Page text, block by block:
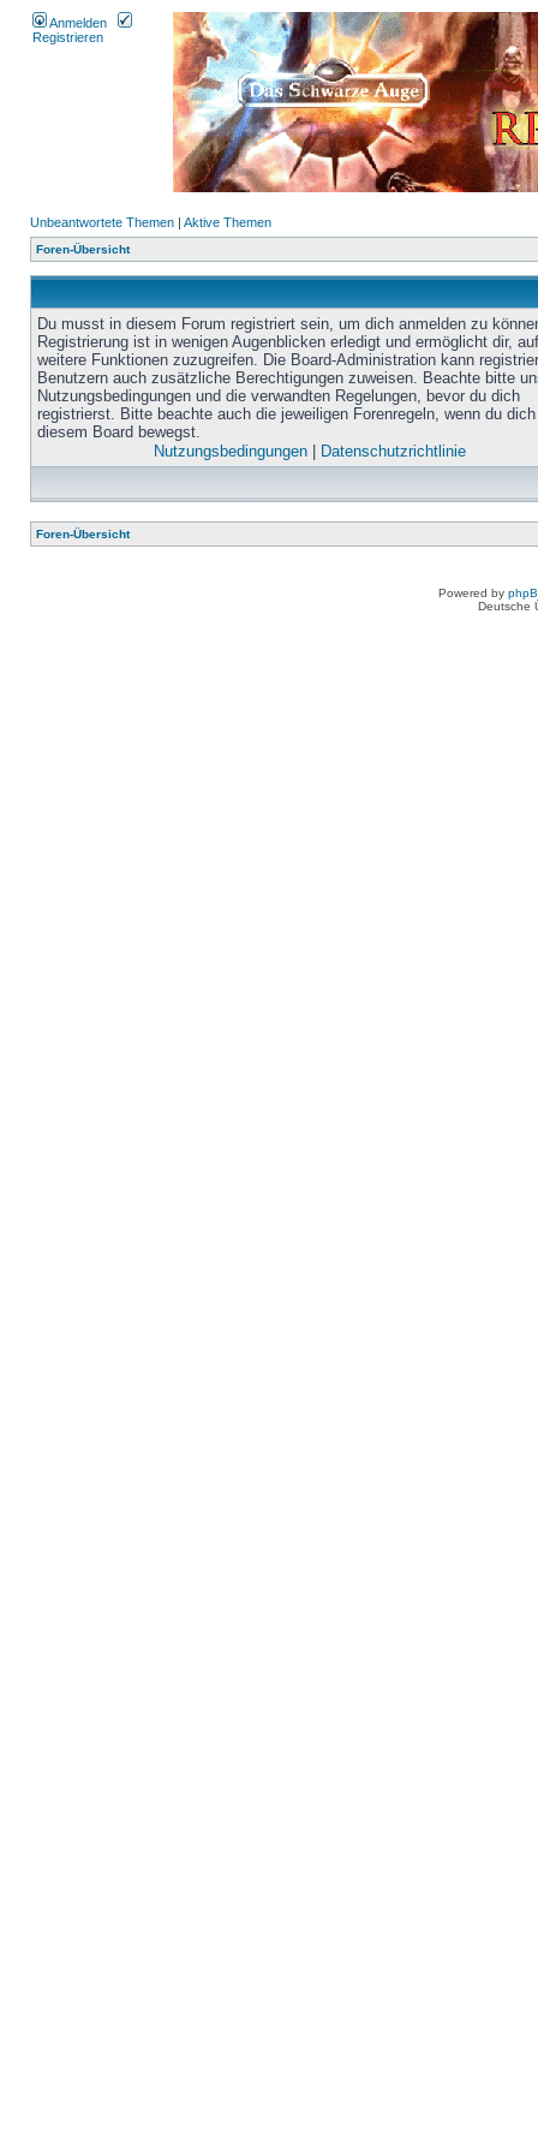
Anmelden
Registrieren
Unbeantwortete Themen | Aktive Themen
Foren-Übersicht
Du musst in diesem Forum registriert sein, um dich anmelden zu
Registrierung ist in wenigen Augenblicken erledigt und ermöglicht dir, auf
weitere Funktionen zuzugreifen. Die Board-Administration kann
Benutzern auch zusätzliche Berechtigungen zuweisen. Beachte bitte
Nutzungsbedingungen und die verwandten Regelungen, bevor du dich
registrierst. Bitte beachte auch die jeweiligen Forenregeln, wenn du
diesem Board bewegst.
Nutzungsbedingungen| Datenschutzrichtlinie
Foren-Übersicht
Powered by
Deutsche